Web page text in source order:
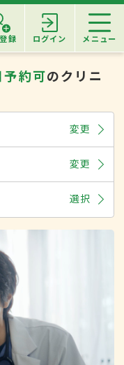
録 ログイン メニュー
約可のクリニ
変更
変更
選択